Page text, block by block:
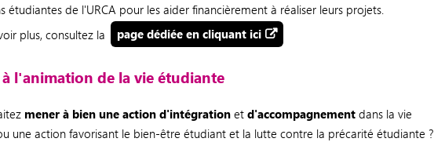
étudiantes de l'URCA pour les aider financièrement à réaliser leurs projets.
plus, consultez la
page dédiée en cliquant ici
l'animation de la vie étudiante
mener à bien une action d'intégration etd'accompagnement dans la vie
une action favorisant le bien-être étudiant et la lutte contre la précarité étudiante ?